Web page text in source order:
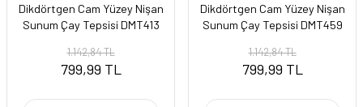
Dikdörtgen Cam Yüzey Nişan
Sunum Çay Tepsisi DMT413
1.142,84 TL
799,99 TL
Dikdörtgen Cam Yüzey Nişan
Sunum Çay Tepsisi DMT459
1.142,84 TL
799,99 TL